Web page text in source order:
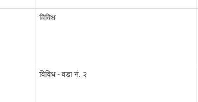
विविध
विविध - वडा नं. २